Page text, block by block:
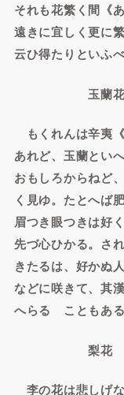
それも花繁く間《
遠きに宜しく更に
云ひ得たりといふべ
玉蘭
もくれんは辛夷
あれど、玉蘭とい
おもしろからねど
く見ゆ。たとへば
眉つき眼つきは好
先づ心ひかる。さ
きたるは、好かぬ
などに咲きて、其
へらるゝこともあ
梨花
李の花は悲しげ